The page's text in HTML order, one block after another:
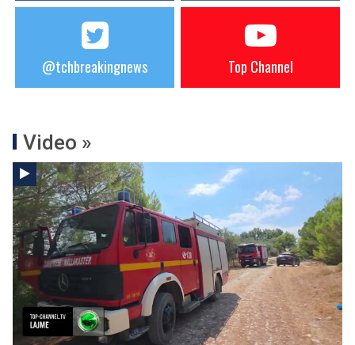
@tchbreakingnews Top Channel
Video »